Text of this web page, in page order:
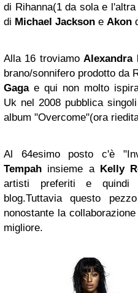
di Rihanna(1 da sola e
di Michael Jackson e Akon
Alla 16 troviamoAlexandra
brano/sonnifero prodotto da
Gagae qui non molto
Uk nel 2008 pubblica
album "Overcome"(ora
Al 64esimo posto c'è
Tempah insieme a Kelly
artisti preferiti e
blog.Tuttavia questo
nonostante la
migliore.